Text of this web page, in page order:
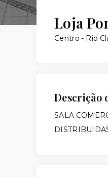
Loja
Centro - Rio
Descrição
SALA